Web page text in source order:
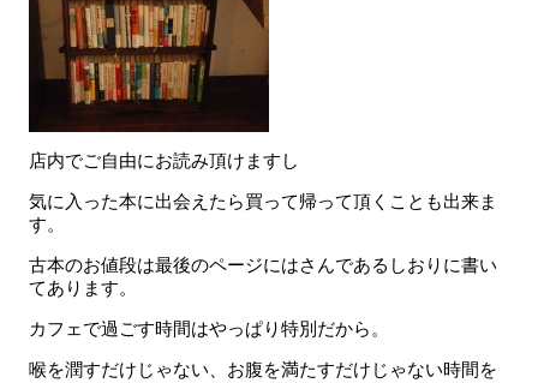
店内でご自由にお読み頂けますし
気に入った本に出会えたら買って帰って頂くことも出来ま
す。
古本のお値段は最後のページにはさんであるしおりに書い
てあります。
カフェで過ごす時間はやっぱり特別だから。
喉を潤すだけじゃない、お腹を満たすだけじゃない時間を